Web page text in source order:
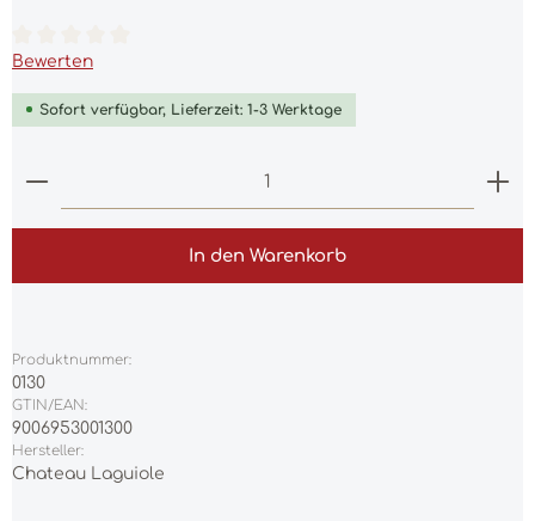
Durchschnittliche Bewertung von 0 von 5 Sternen
Bewerten
Sofort verfügbar, Lieferzeit: 1-3 Werktage
Produkt Anzahl: Gib den gewünschten Wert
In den Warenkorb
Produktnummer:
0130
GTIN/EAN:
9006953001300
Hersteller:
Chateau Laguiole